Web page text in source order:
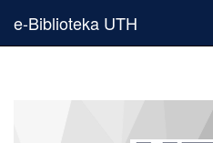
e-Biblioteka UTH